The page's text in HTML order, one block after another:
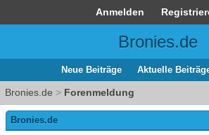
Anmelden
Bronies.de
Neue Beiträge Aktuelle
Bronies.de > Forenmeldung
Bronies.de